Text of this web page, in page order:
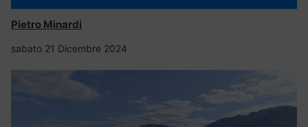
Pietro Minardi
sabato 21 Dicembre 2024